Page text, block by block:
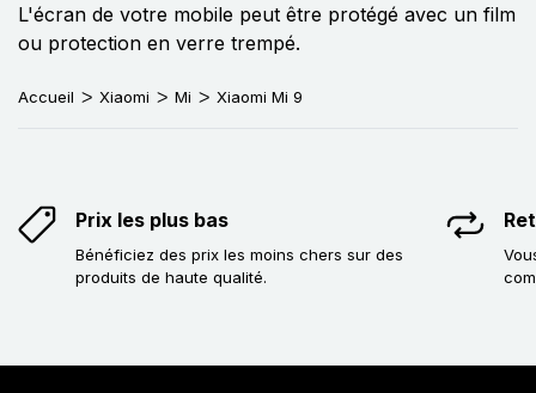
L'écran de votre mobile peut être protégé avec un film
ou protection en verre trempé.
Accueil Xiaomi Mi Xiaomi Mi 9
Prix les plus bas
Bénéficiez des prix les moins chers sur des
produits de haute qualité.